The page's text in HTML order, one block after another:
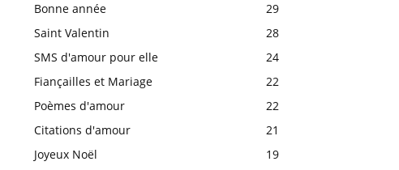
Bonne année
29
Saint Valentin
28
SMS d'amour pour elle
24
Fiançailles et Mariage
22
Poèmes d'amour
22
Citations d'amour
21
Joyeux Noël
19